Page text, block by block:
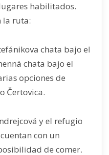
habilitados.
la ruta:
chata bajo el
chata bajo el
opciones de
Čertovica.
y el refugio
con un
de comer.